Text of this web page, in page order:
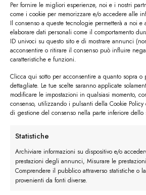
Per fornire le migliori esperienze, noi e i nostri
come i cookie per memorizzare e/o accedere alle
Il consenso a queste tecnologie permetterà a noi e
elaborare dati personali come il comportamento
ID univoci su questo sito e di mostrare annunci
acconsentire o ritirare il consenso può influire
caratteristiche e funzioni.
Clicca qui sotto per acconsentire a quanto sopra o
dettagliate. Le tue scelte saranno applicate
modificare le impostazioni in qualsiasi momento,
consenso, utilizzando i pulsanti della Cookie
di gestione del consenso nella parte inferiore dello
Statistiche
Archiviare informazioni su dispositivo e/o
prestazioni degli annunci, Misurare le
Comprendere il pubblico attraverso statistiche o
provenienti da fonti diverse.
Precedente
Successivo→
Lascia un commento